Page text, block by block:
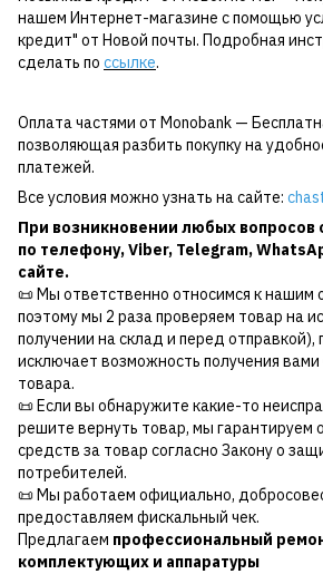
нашем Интернет-магазине с помощью
кредит" от Новой почты. Подробная
сделать по ссылке.
Оплата частями от Monobank —
позволяющая разбить покупку на
платежей.
Все условия можно узнать на сайте:
При возникновении любых вопросов
по телефону,Viber, Telegram,
сайте.
📜 Мы ответственно относимся к нашим
поэтому мы 2 раза проверяем товар на
получении на склад и перед отправкой),
исключает возможность получения вами
товара.
📜 Если вы обнаружите какие-то
решите вернуть товар, мы гарантируем
средств за товар согласно Закону о
потребителей.
📜 Мы работаем официально,
предоставляем фискальный чек.
Предлагаем профессиональный
комплектующих и аппаратуры